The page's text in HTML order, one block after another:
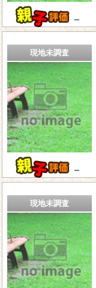
－
現地未調査
－
現地未調査